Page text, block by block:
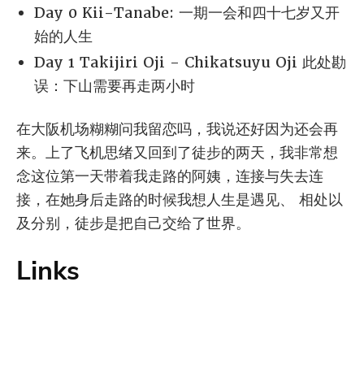
Day 0 Kii-Tanabe: 一期一会和四十七岁又开
始的人生
Day 1 Takijiri Oji - Chikatsuyu Oji 此处勘
误：下山需要再走两小时
在大阪机场糊糊问我留恋吗，我说还好因为还会再
来。上了飞机思绪又回到了徒步的两天，我非常想
念这位第一天带着我走路的阿姨，连接与失去连
接，在她身后走路的时候我想人生是遇见、 相处以
及分别，徒步是把自己交给了世界。
Links